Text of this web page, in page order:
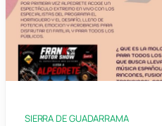
SIERRA DE GUADARRAMA